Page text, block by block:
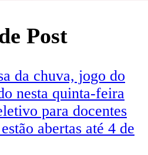
Post
da chuva, jogo do
nesta quinta-feira
para docentes
abertas até 4 de